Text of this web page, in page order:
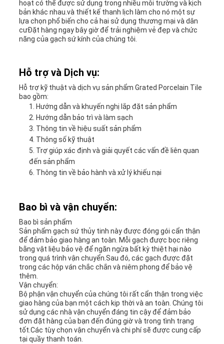
hoạt có thể được sử dụng trong nhiều môi trường và kịch
bản khác nhau.và thiết kế thanh lịch làm cho nó một sự
lựa chọn phổ biến cho cả hai sử dụng thương mại và dân
cưĐặt hàng ngay bây giờ để trải nghiệm vẻ đẹp và chức
năng của gạch sứ kính của chúng tôi.
Hỗ trợ và Dịch vụ:
Hỗ trợ kỹ thuật và dịch vụ sản phẩm Grated Porcelain Tile
bao gồm:
Hướng dẫn và khuyến nghị lắp đặt sản phẩm
Hướng dẫn bảo trì và làm sạch
Thông tin về hiệu suất sản phẩm
Thông số kỹ thuật
Trợ giúp xác định và giải quyết các vấn đề liên quan
đến sản phẩm
Thông tin về bảo hành và xử lý khiếu nại
Bao bì và vận chuyển:
Bao bì sản phẩm
Sản phẩm gạch sứ thủy tinh này được đóng gói cẩn thận
để đảm bảo giao hàng an toàn. Mỗi gạch được bọc riêng
bằng vật liệu bảo vệ để ngăn ngừa bất kỳ thiệt hại nào
trong quá trình vận chuyển.Sau đó, các gạch được đặt
trong các hộp ván chắc chắn và niêm phong để bảo vệ
thêm.
Vận chuyển:
Bộ phận vận chuyển của chúng tôi rất cẩn thận trong việc
giao hàng của bạn một cách kịp thời và an toàn. Chúng tôi
sử dụng các nhà vận chuyển đáng tin cậy để đảm bảo
đơn đặt hàng của bạn đến đúng giờ và trong tình trạng
tốt.Các tùy chọn vận chuyển và chi phí sẽ được cung cấp
tại quầy thanh toán.